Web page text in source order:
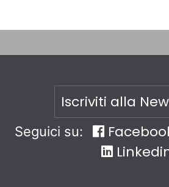
Iscriviti alla
Seguici su: